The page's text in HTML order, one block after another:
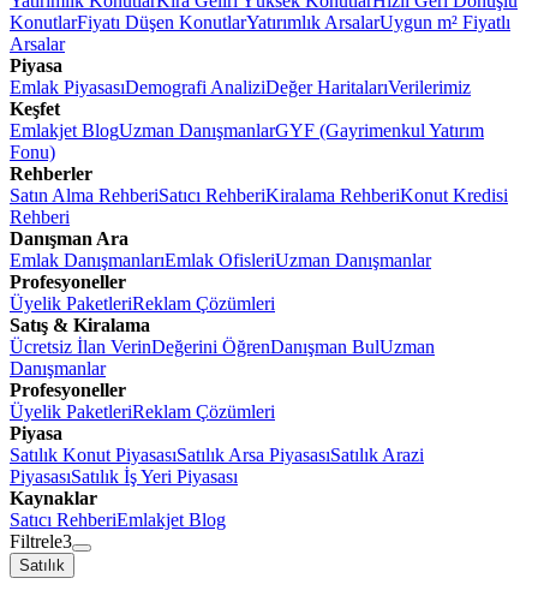
KonutlarFiyatı Düşen KonutlarYatırımlık ArsalarUygun m² Fiyatlı
Arsalar
Piyasa
Emlak PiyasasıDemografi AnaliziDeğer HaritalarıVerilerimiz
Keşfet
Emlakjet BlogUzman DanışmanlarGYF (Gayrimenkul Yatırım
Fonu)
Rehberler
Satın Alma RehberiSatıcı RehberiKiralama RehberiKonut Kredisi
Rehberi
Danışman Ara
Emlak DanışmanlarıEmlak OfisleriUzman Danışmanlar
Profesyoneller
Üyelik PaketleriReklam Çözümleri
Satış & Kiralama
Ücretsiz İlan VerinDeğerini ÖğrenDanışman BulUzman
Danışmanlar
Profesyoneller
Üyelik PaketleriReklam Çözümleri
Piyasa
Satılık Konut PiyasasıSatılık Arsa PiyasasıSatılık Arazi
PiyasasıSatılık İş Yeri Piyasası
Kaynaklar
Satıcı RehberiEmlakjet Blog
Filtrele3
Satılık